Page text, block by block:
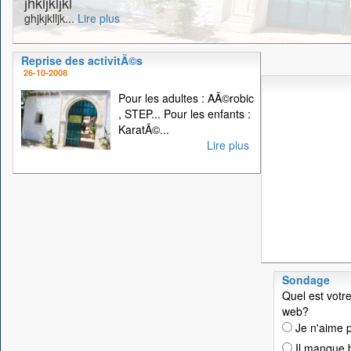
ghjkjklljk... Lire plus
Reprise des activitÃ©s
26-10-2008
Pour les adultes : AÃ©robic
, STEP... Pour les enfants :
KaratÃ©...
Lire plus
Sondage
Quel est
web?
Je n'aime